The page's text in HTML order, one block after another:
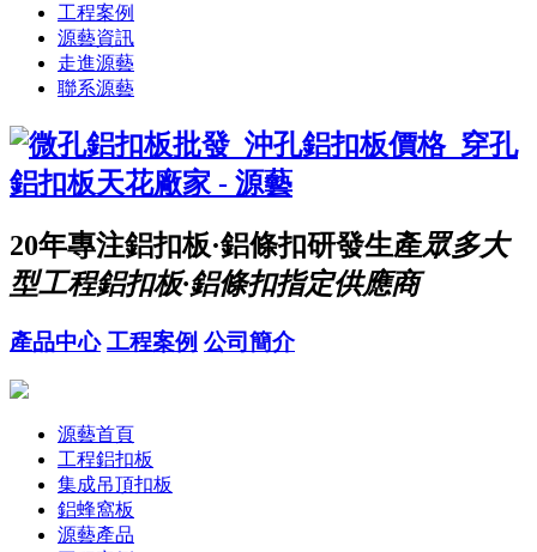
工程案例
源藝資訊
走進源藝
聯系源藝
20年專注鋁扣板·鋁條扣研發生產眾多大
型工程鋁扣板·鋁條扣指定供應商
產品中心 工程案例 公司簡介
源藝首頁
工程鋁扣板
集成吊頂扣板
鋁蜂窩板
源藝產品